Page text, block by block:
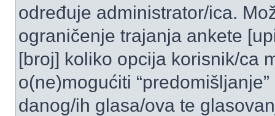
određuje administrator/ica.
ograničenje trajanja ankete
[broj] koliko opcija korisnik/ca
o(ne)mogućiti
danog/ih glasa/ova te